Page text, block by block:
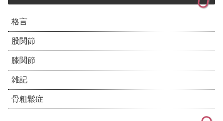
格言
股関節
膝関節
雑記
骨粗鬆症